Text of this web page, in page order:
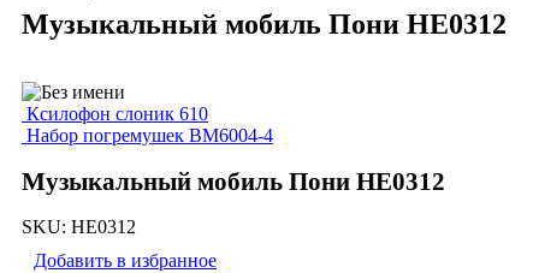
Музыкальный мобиль Пони HE0312
Ксилофон слоник 610
Набор погремушек BM6004-4
Музыкальный мобиль Пони HE0312
SKU: HE0312
Добавить в избранное